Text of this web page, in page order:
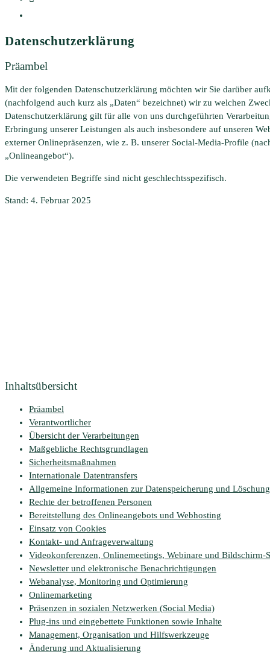
Datenschutzerklärung
Präambel
Mit der folgenden Datenschutzerklärung möchten wir Sie darüber
(nachfolgend auch kurz als „Daten“ bezeichnet) wir zu welchen
Datenschutzerklärung gilt für alle von uns durchgeführten
Erbringung unserer Leistungen als auch insbesondere auf unseren
externer Onlinepräsenzen, wie z. B. unserer Social-Media-Profile
„Onlineangebot“).
Die verwendeten Begriffe sind nicht geschlechtsspezifisch.
Stand: 4. Februar 2025
Inhaltsübersicht
Präambel
Verantwortlicher
Übersicht der Verarbeitungen
Maßgebliche Rechtsgrundlagen
Sicherheitsmaßnahmen
Internationale Datentransfers
Allgemeine Informationen zur Datenspeicherung und Löschung
Rechte der betroffenen Personen
Bereitstellung des Onlineangebots und Webhosting
Einsatz von Cookies
Kontakt- und Anfrageverwaltung
Videokonferenzen, Onlinemeetings, Webinare und Bildschirm-
Newsletter und elektronische Benachrichtigungen
Webanalyse, Monitoring und Optimierung
Onlinemarketing
Präsenzen in sozialen Netzwerken (Social Media)
Plug-ins und eingebettete Funktionen sowie Inhalte
Management, Organisation und Hilfswerkzeuge
Änderung und Aktualisierung